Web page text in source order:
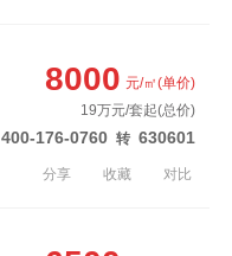
400-176-0760 转 630601
8000 元/㎡(单价)
19万元/套起(总价)
分享 收藏 对比